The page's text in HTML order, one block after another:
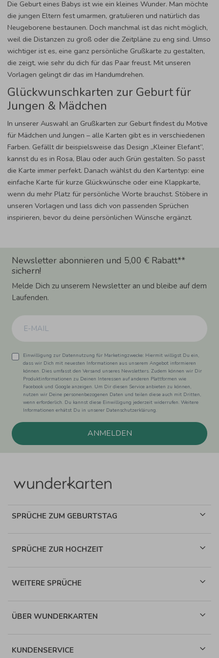
Die Geburt eines Babys ist wie ein kleines Wunder. Man möchte
die jungen Eltern fest umarmen, gratulieren und natürlich das
Neugeborene bestaunen. Doch manchmal ist das nicht möglich,
weil die Distanzen zu groß oder die Zeitpläne zu eng sind. Umso
wichtiger ist es, eine ganz persönliche Grußkarte zu gestalten,
die zeigt, wie sehr du dich für das Paar freust. Mit unseren
Vorlagen gelingt dir das im Handumdrehen.
Glückwunschkarten zur Geburt für
Jungen & Mädchen
In unserer Auswahl an Grußkarten zur Geburt findest du Motive
für Mädchen und Jungen – alle Karten gibt es in verschiedenen
Farben. Gefällt dir beispielsweise das Design „Kleiner Elefant“,
kannst du es in Rosa, Blau oder auch Grün gestalten. So passt
die Karte immer perfekt. Danach wählst du den Kartentyp: eine
einfache Karte für kurze Glückwünsche oder eine Klappkarte,
wenn du mehr Platz für persönliche Worte brauchst. Stöbere in
unseren Vorlagen und lass dich von passenden Sprüchen
inspirieren, bevor du deine persönlichen Wünsche ergänzt.
Newsletter abonnieren und 5,00 € Rabatt**
sichern!
Melde Dich zu unserem Newsletter an und bleibe auf dem
Laufenden.
Einwilligung zur Datennutzung für Marketingzwecke: Hiermit willigst Du ein,
dass wir Dich mit neuesten Informationen aus unserem Angebot informieren
können. Dies umfasst den Versand unseres Newsletters. Zudem können wir Dir
Produktinformationen zu Deinen Interessen auf anderen Plattformen wie
Facebook und Google anzeigen. Um Dir diesen Service anbieten zu können,
nutzen wir Deine personenbezogenen Daten und teilen diese auch mit Dritten,
wenn erforderlich. Du kannst diese Einwilligung jederzeit widerrufen. Weitere
Informationen erhätst Du in unserer Datenschutzerklärung.
ANMELDEN
SPRÜCHE ZUM GEBURTSTAG
SPRÜCHE ZUR HOCHZEIT
WEITERE SPRÜCHE
ÜBER WUNDERKARTEN
KUNDENSERVICE